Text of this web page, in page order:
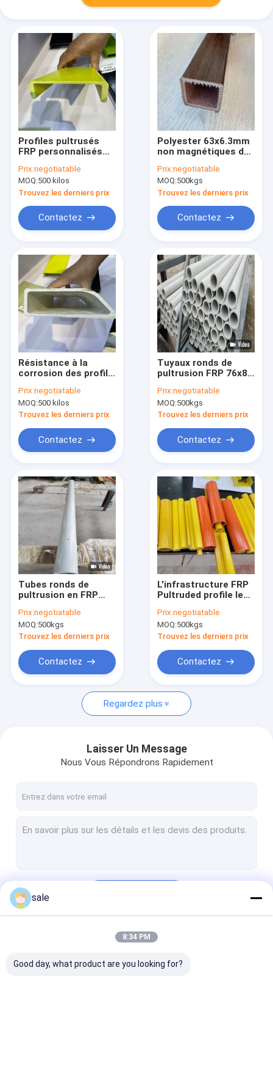
Produits
À propos de nous
Visite de l'usine
Contrôle de la qualité
Demandez un devis
Tapis piqué par fibre de verre
Tapis combiné de fibre de verre
Tissu biaxiale de fibre de verre
Tissus à plusieurs axes
Voile polyester
Profiles pultrusés
FRP personnalisés
l'usure et propriétés
non magnétiques
Prix:negotiatable
MOQ:500 kilos
Trouvez les derniers prix
Contactez
Polyester 63x6.3mm
non magnétiques de
Pultruded de fibre de
carbone
Prix:negotiatable
MOQ:500kgs
Trouvez les derniers prix
Contactez
Résistance à la
corrosion des profils
et durables
Prix:negotiatable
MOQ:500 kilos
Trouvez les derniers prix
Contactez
Tuyaux ronds de
pultrusion FRP 76x8
mm Surface avec
tapis tricoté
Prix:negotiatable
MOQ:500kgs
Trouvez les derniers prix
Contactez
Tubes ronds de
pultrusion en FRP
avec tapis tricoté
enveloppé comme
poteau de clôture
Prix:negotiatable
MOQ:500kgs
Trouvez les derniers prix
Contactez
L'infrastructure FRP
Pultruded profile le
diamètre FRP de 5cm
Prix:negotiatable
MOQ:500kgs
Trouvez les derniers prix
Contactez
Regardez plus
Laisser Un Message
Nous Vous Répondrons Rapidement
sale
8:34 PM
Good day, what product are you looking for?